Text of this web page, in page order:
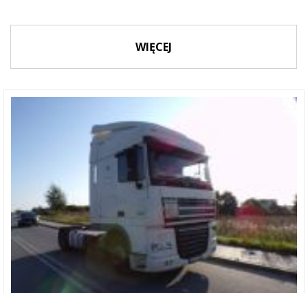
WIĘCEJ